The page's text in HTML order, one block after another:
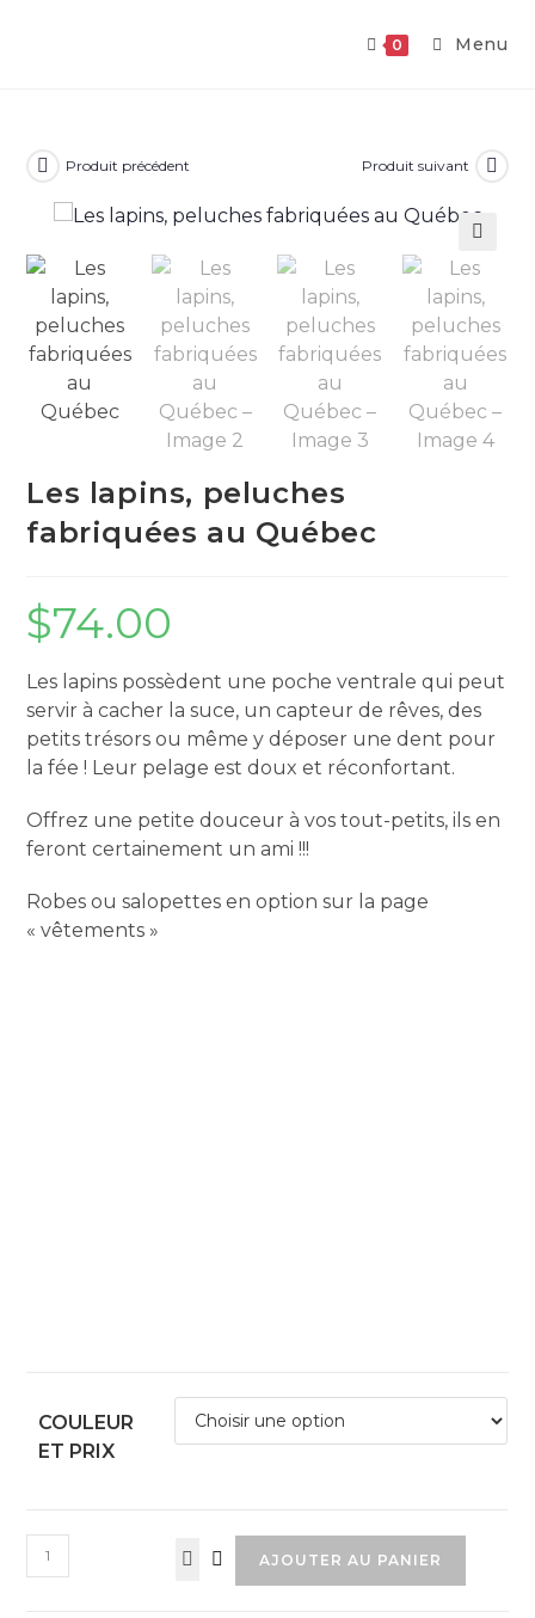
0 Menu
Produit précédent Produit suivant
🔍
Les lapins, peluches
fabriquées au Québec
$74.00
Les lapins possèdent une poche ventrale qui peut
servir à cacher la suce, un capteur de rêves, des
petits trésors ou même y déposer une dent pour
la fée ! Leur pelage est doux et réconfortant.
Offrez une petite douceur à vos tout-petits, ils en
feront certainement un ami !!!
Robes ou salopettes en option sur la page
« vêtements »
COULEUR
ET PRIX
AJOUTER AU PANIER